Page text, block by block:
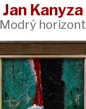
Jan Kanyza
Modrý horizont